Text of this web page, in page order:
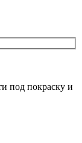
под покраску и